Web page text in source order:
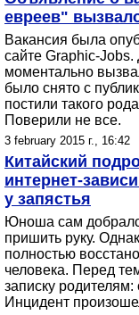
евреев"
Вакансия была
сайте Graphic-
моментально
было снято с
постили такого
Поверили не все.
3 february 2015 г., 16:42
Китайский
интернет-
у запястья
Юноша сам
пришить руку.
полностью
человека. Перед
записку
Инцидент